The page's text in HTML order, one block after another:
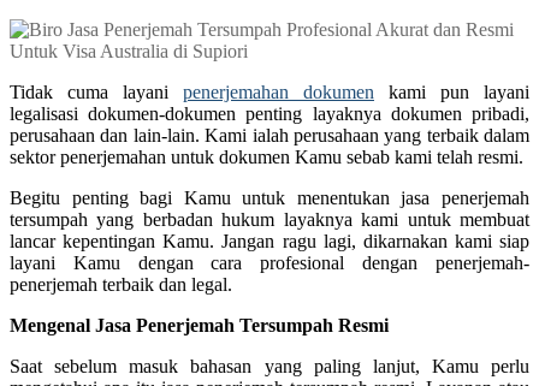
Tidak cuma layani penerjemahan dokumen kami pun layani
legalisasi dokumen-dokumen penting layaknya dokumen pribadi,
perusahaan dan lain-lain. Kami ialah perusahaan yang terbaik dalam
sektor penerjemahan untuk dokumen Kamu sebab kami telah resmi.
Begitu penting bagi Kamu untuk menentukan jasa penerjemah
tersumpah yang berbadan hukum layaknya kami untuk membuat
lancar kepentingan Kamu. Jangan ragu lagi, dikarnakan kami siap
layani Kamu dengan cara profesional dengan penerjemah-
penerjemah terbaik dan legal.
Mengenal Jasa Penerjemah Tersumpah Resmi
Saat sebelum masuk bahasan yang paling lanjut, Kamu perlu